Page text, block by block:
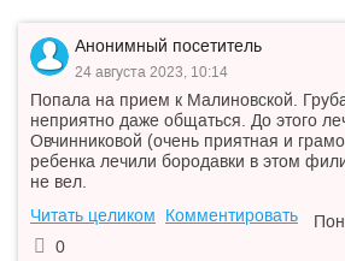
Анонимный посетитель
24 августа 2023, 10:14
Попала на прием к Малиновской.
неприятно даже общаться. До этого
Овчинниковой (очень приятная и
ребенка лечили бородавки в этом
не вел.
Читать целиком
Комментировать
0